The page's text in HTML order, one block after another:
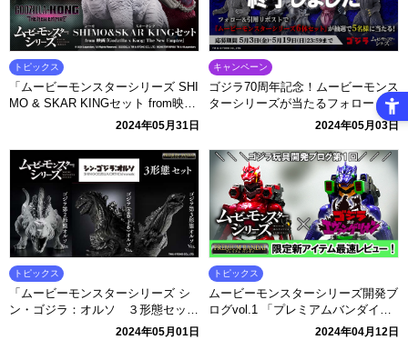
トピックス
「ムービーモンスターシリーズ SHI
MO & SKAR KINGセット from映画
『Godzilla x Kong: The New Empir
2024年05月31日
キャンペーン
ゴジラ70周年記念！ムービーモンス
ターシリーズが当たるフォロー＆引
用リポストキャンペーン開催！
2024年05月03日
トピックス
「ムービーモンスターシリーズ シ
ン・ゴジラ：オルソ ３形態セッ
2024年05月01日
トピックス
ムービーモンスターシリーズ開発ブ
ログvol.1 「プレミアムバンダイ限
定！『ゴジラ対エヴァンゲリオン』
３式機龍 エヴァイメージカラーver.
2024年04月12日